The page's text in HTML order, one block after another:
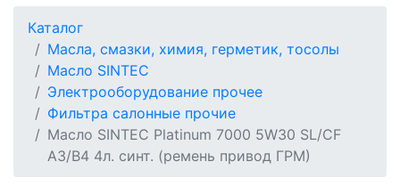
Каталог
Масла, смазки, химия, герметик, тосолы
Масло SINTEC
Электрооборудование прочее
Фильтра салонные прочие
Масло SINTEC Platinum 7000 5W30 SL/CF
A3/B4 4л. синт. (ремень привод ГРМ)